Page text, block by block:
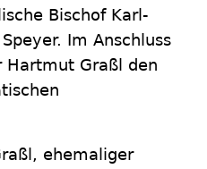
Bischof Karl-
Im Anschluss
Hartmut Graßl den
ehemaliger